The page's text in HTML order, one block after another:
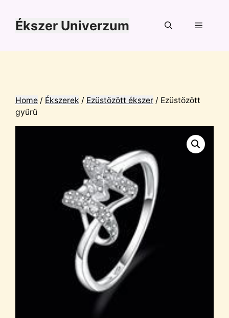
tartalomba
Ékszer Univerzum
Home / Ékszerek / Ezüstözött ékszer / Ezüstözött
gyűrű